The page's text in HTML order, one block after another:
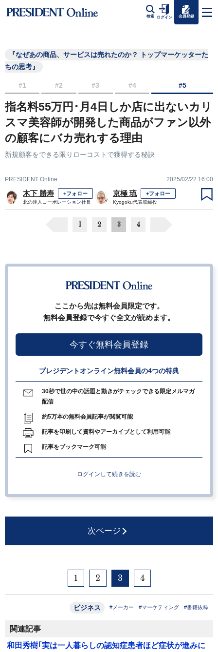
検索 ログイン 会員登録
『なぜあの商品、サービスは売れたのか？ トップマーケッターた
ちの思考』
#1 #2 #3 #4 #5
指名料55万円･月4日しか店に出ないカリ
スマ美容師が開発した商品がファン以外
の顧客にバカ売れする理由
新規顧客をできる限りローコストで獲得する秘訣
PRESIDENT Online 2025/02/22 16:00
木下 勝寿 +フォロー
北の達人コーポレーション社長
京極 琉 +フォロー
Kyogoku代表取締役
1 2 3 4
ここから先は無料会員限定です。
無料会員登録で今すぐ全文が読めます。
今すぐ無料会員登録
プレジデントオンライン無料会員の4つの特典
30秒で世の中の話題と動きがチェックできる限定メルマガ
配信
約5万本の無料会員記事が閲覧可能
記事を印刷して資料やアーカイブとして利用可能
記事をブックマーク可能
ログインして続きを読む
次ページ
1 2 3 4
ビジネス #メーカー #マーケティング #書籍抜粋
関連記事
和田秀樹｢実は一人暮らしの認知症患者ほど症状が進みに